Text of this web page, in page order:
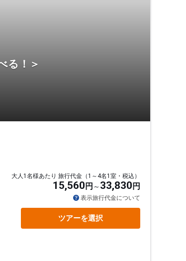
る！＞
大人1名様あたり 旅行代金（1～4名1室・税込）
15,560 円 33,830 円
表示旅行代金について
ツアーを選択